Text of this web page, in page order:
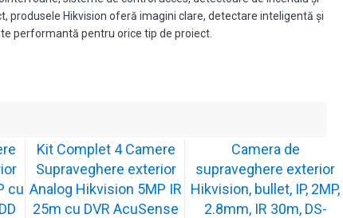
produsele Hikvision oferă imagini clare, detectare inteligentă și
performantă pentru orice tip de proiect.
cu
Kit Complet 4 Camere
Supraveghere exterior
Analog Hikvision 5MP IR
25m cu DVR AcuSense
Camera de
supraveghere exterior
Hikvision, bullet, IP, 2MP,
2.8mm, IR 30m, DS-